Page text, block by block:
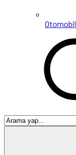
Otomobil